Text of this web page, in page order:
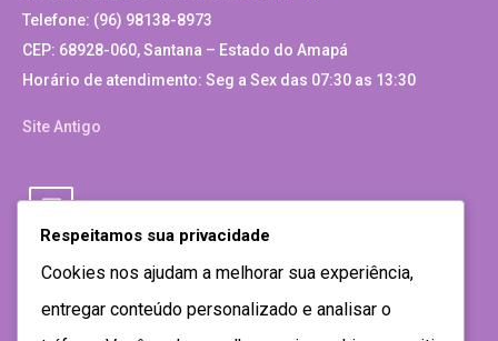
Telefone: (96) 98138-8973
CEP: 68928-060, Santana – Estado do Amapá
Horário de atendimento: Seg a Sex das 07:30 as 13:30
Site Antigo
Respeitamos sua privacidade
Cookies nos ajudam a melhorar sua experiência,
entregar conteúdo personalizado e analisar o